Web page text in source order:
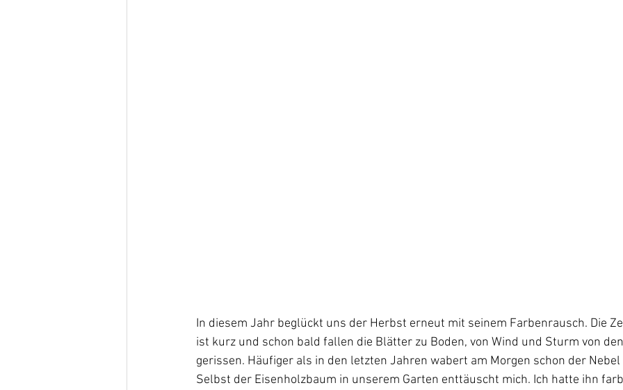
In diesem Jahr beglückt uns der Herbst erneut mit seinem Farbenrausch. Die
ist kurz und schon bald fallen die Blätter zu Boden, von Wind und Sturm von
gerissen. Häufiger als in den letzten Jahren wabert am Morgen schon der Nebel
Selbst der Eisenholzbaum in unserem Garten enttäuscht mich. Ich hatte ihn